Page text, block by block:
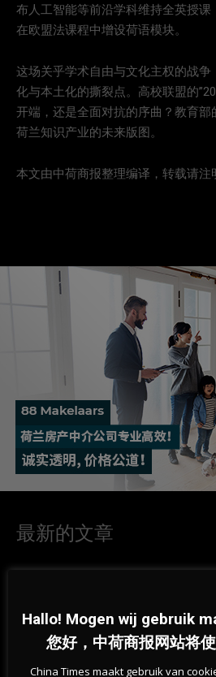
布人工智能等前沿学科维持全英授
在欧盟法课程中增设荷语模块。
这场关乎学术自由与文化主权的战
化与本土化的撕裂点。高校联盟的
开端，还是全面对抗的序曲？教育
荷兰知识产业的未来版图。
本文由中荷商报整理编译，转载请注
最新的文章
06-08-2026
Hallo! Mogen wij gebruik
您好，中荷商报网站将
China Times maakt gebruik van